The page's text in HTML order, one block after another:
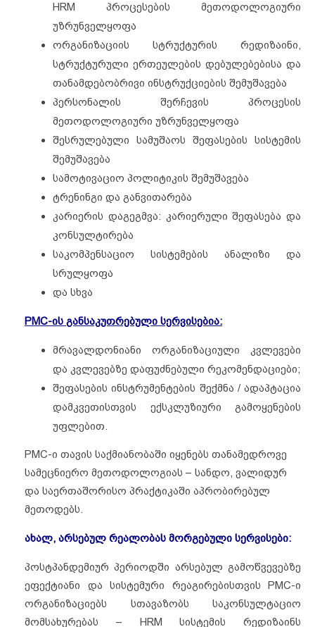
HRM პროცესების მეთოდოლოგიური
უზრუნველყოფა
ორგანიზაციის სტრუქტურის რედიზაინი,
სტრუქტურული ერთეულების დებულებებისა და
თანამდებობრივი ინსტრუქციების შემუშავება
პერსონალის შერჩევის პროცესის
მეთოდოლოგიური უზრუნველყოფა
შესრულებული სამუშაოს შეფასების სისტემის
შემუშავება
სამოტივაციო პოლიტიკის შემუშავება
ტრენინგი და განვითარება
კარიერის დაგეგმვა: კარიერული შეფასება და
კონსულტირება
საკომპენსაციო სისტემების ანალიზი და
სრულყოფა
და სხვა
PMC-ის განსაკუთრებული სერვისებია:
მრავალდონიანი ორგანიზაციული კვლევები
და კვლევებზე დაფუძნებული რეკომენდაციები;
შეფასების ინსტრუმენტების შექმნა / ადაპტაცია
დამკვეთისთვის ექსკლუზიური გამოყენების
უფლებით.
PMC-ი თავის საქმიანობაში იყენებს თანამედროვე
სამეცნიერო მეთოდოლოგიას – სანდო, ვალიდურ
და საერთაშორისო პრაქტიკაში აპრობირებულ
მეთოდებს.
ახალ, არსებულ რეალობას მორგებული სერვისები:
პოსტპანდემიურ პერიოდში არსებულ გამოწვევებზე
ეფექტიანი და სისტემური რეაგირებისთვის PMC-ი
ორგანიზაციებს სთავაზობს საკონსულტაციო
მომსახურებას – HRM სისტემის რედიზაინს